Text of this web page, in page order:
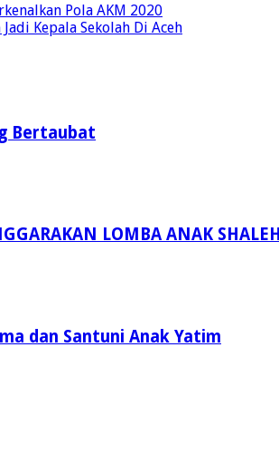
Pola AKM 2020
Kepala Sekolah Di Aceh
Bertaubat
LOMBA ANAK SHALEH
dan Santuni Anak Yatim